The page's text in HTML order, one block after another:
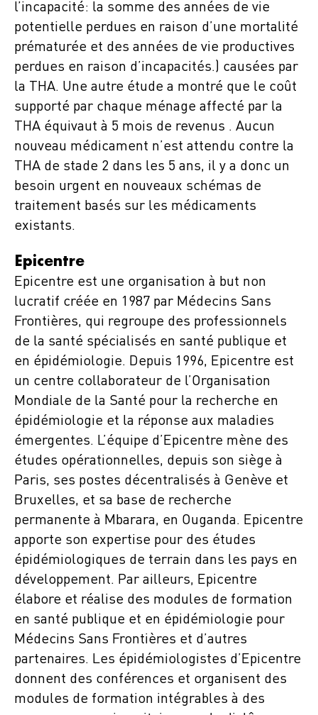
l’incapacité: la somme des années de vie
potentielle perdues en raison d’une mortalité
prématurée et des années de vie productives
perdues en raison d’incapacités.) causées par
la THA. Une autre étude a montré que le coût
supporté par chaque ménage affecté par la
THA équivaut à 5 mois de revenus . Aucun
nouveau médicament n’est attendu contre la
THA de stade 2 dans les 5 ans, il y a donc un
besoin urgent en nouveaux schémas de
traitement basés sur les médicaments
existants.
Epicentre
Epicentre est une organisation à but non
lucratif créée en 1987 par Médecins Sans
Frontières, qui regroupe des professionnels
de la santé spécialisés en santé publique et
en épidémiologie. Depuis 1996, Epicentre est
un centre collaborateur de l’Organisation
Mondiale de la Santé pour la recherche en
épidémiologie et la réponse aux maladies
émergentes. L’équipe d’Epicentre mène des
études opérationnelles, depuis son siège à
Paris, ses postes décentralisés à Genève et
Bruxelles, et sa base de recherche
permanente à Mbarara, en Ouganda. Epicentre
apporte son expertise pour des études
épidémiologiques de terrain dans les pays en
développement. Par ailleurs, Epicentre
élabore et réalise des modules de formation
en santé publique et en épidémiologie pour
Médecins Sans Frontières et d’autres
partenaires. Les épidémiologistes d’Epicentre
donnent des conférences et organisent des
modules de formation intégrables à des